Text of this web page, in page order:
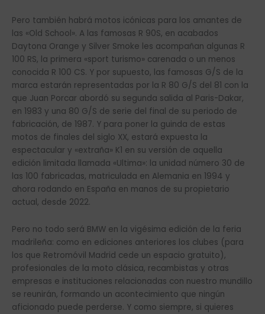
Pero también habrá motos icónicas para los amantes de
las «Old School». A las famosas R 90S, en acabados
Daytona Orange y Silver Smoke les acompañan algunas R
100 RS, la primera «sport turismo» carenada o un menos
conocida R 100 CS. Y por supuesto, las famosas G/S de la
marca estarán representadas por la R 80 G/S del 81 con la
que Juan Porcar abordó su segunda salida al Paris-Dakar,
en 1983 y una 80 G/S de serie del final de su periodo de
fabricación, de 1987. Y para poner la guinda de estas
motos de finales del siglo XX, estará expuesta la
espectacular y «extraña» K1 en su versión de aquella
edición limitada llamada «Ultima»: la unidad número 30 de
las 100 fabricadas, matriculada en Alemania en 1994 y
ahora rodando en España en manos de su propietario
actual, desde 2022.
Pero no todo será BMW en la vigésima edición de la feria
madrileña: como en ediciones anteriores los clubes (para
los que Retromóvil Madrid cede un espacio gratuito),
profesionales de la moto clásica, recambistas y otras
empresas e instituciones relacionadas con nuestro mundillo
se reunirán, formando un acontecimiento que ningún
aficionado puede perderse. Y como siempre, si quieres